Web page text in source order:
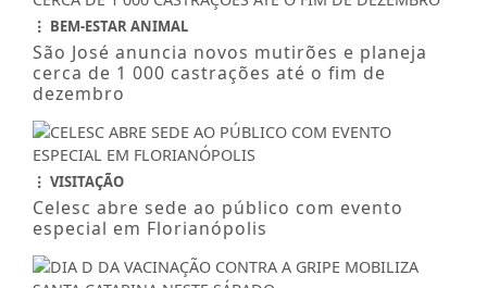
BEM-ESTAR ANIMAL
São José anuncia novos mutirões e planeja
cerca de 1 000 castrações até o fim de
dezembro
VISITAÇÃO
Celesc abre sede ao público com evento
especial em Florianópolis